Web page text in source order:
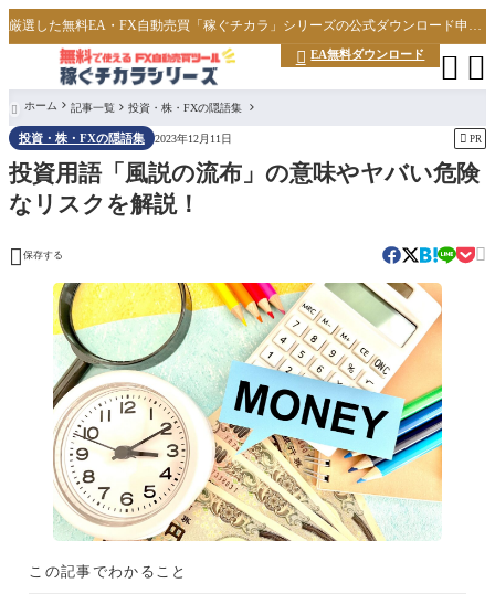
厳選した無料EA・FX自動売買「稼ぐチカラ」シリーズの公式ダウンロード申し込みサイト
 EA無料ダウンロード  
 ホーム 記事一覧 投資・株・FXの隠語集
投資・株・FXの隠語集 2023年12月11日  PR
投資用語「風説の流布」の意味やヤバい危険
なリスクを解説！
 保存する 
この記事でわかること